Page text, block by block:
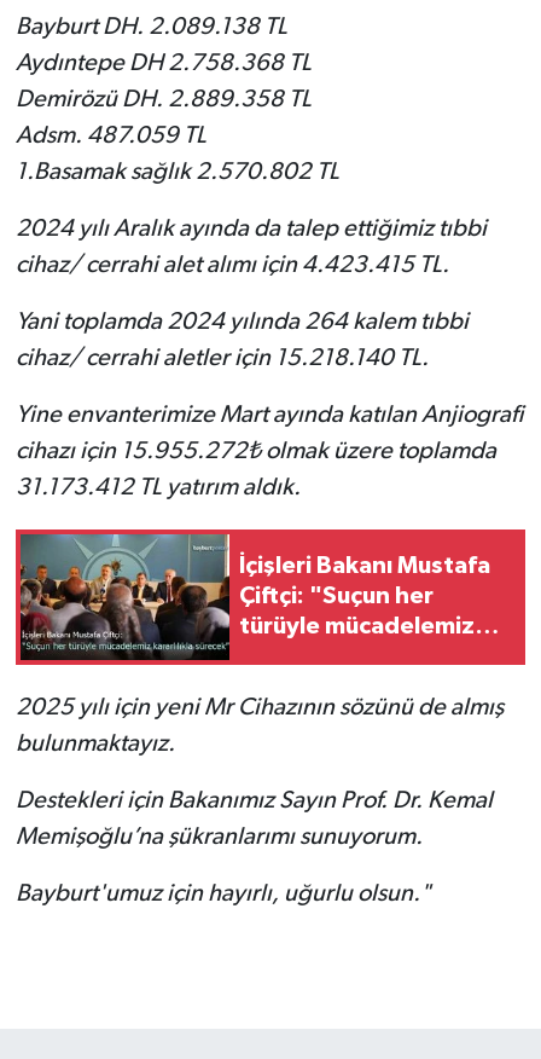
Bayburt DH. 2.089.138 TL
Aydıntepe DH 2.758.368 TL
Demirözü DH. 2.889.358 TL
Adsm. 487.059 TL
1.Basamak sağlık 2.570.802 TL
2024 yılı Aralık ayında da talep ettiğimiz tıbbi
cihaz/ cerrahi alet alımı için 4.423.415 TL.
Yani toplamda 2024 yılında 264 kalem tıbbi
cihaz/ cerrahi aletler için 15.218.140 TL.
Yine envanterimize Mart ayında katılan Anjiografi
cihazı için 15.955.272₺ olmak üzere toplamda
31.173.412 TL yatırım aldık.
İçişleri Bakanı Mustafa
Çiftçi: "Suçun her
türüyle mücadelemiz
2025 yılı için yeni Mr Cihazının sözünü de almış
bulunmaktayız.
Destekleri için Bakanımız Sayın Prof. Dr. Kemal
Memişoğlu’na şükranlarımı sunuyorum.
Bayburt'umuz için hayırlı, uğurlu olsun."